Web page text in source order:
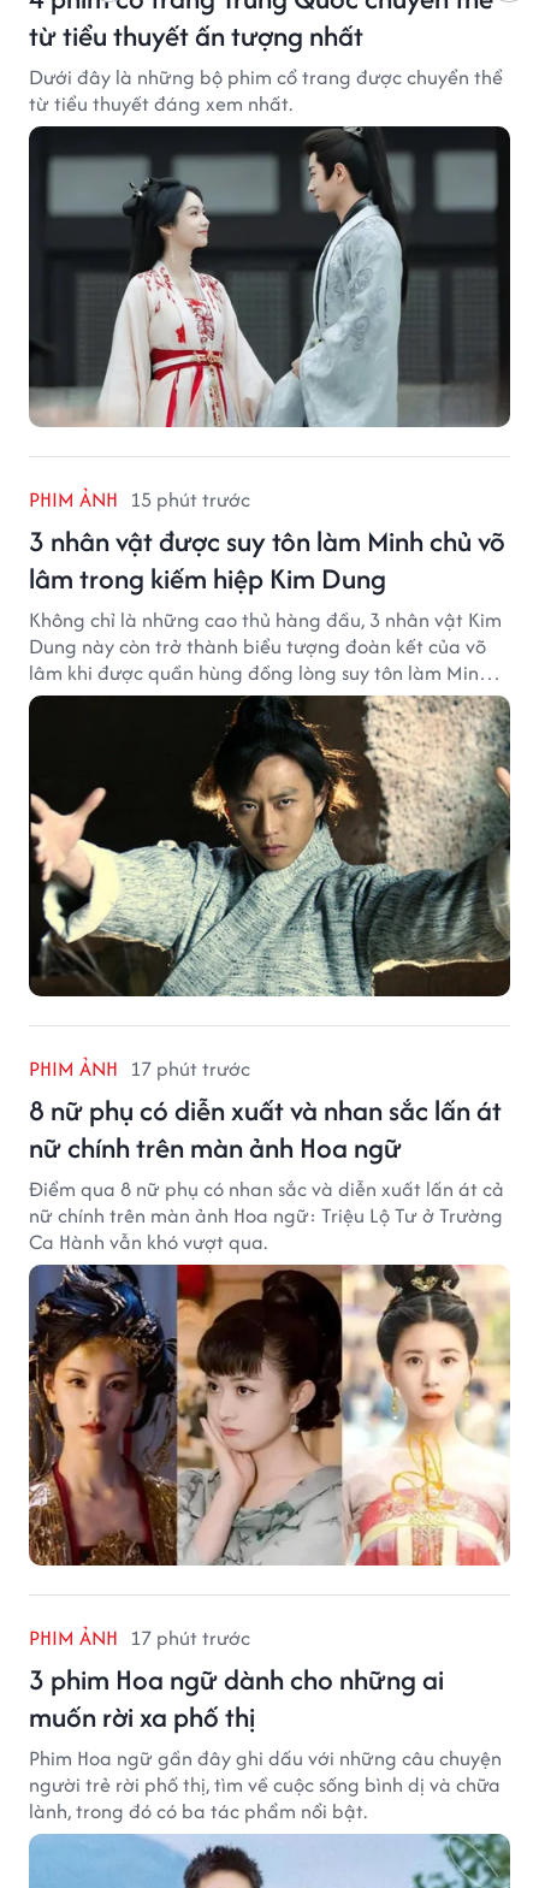
từ tiểu thuyết ấn tượng nhất
Dưới đây là những bộ phim cổ trang được chuyển thể
từ tiểu thuyết đáng xem nhất.
PHIM ẢNH 15 phút trước
3 nhân vật được suy tôn làm Minh chủ võ
lâm trong kiếm hiệp Kim Dung
Không chỉ là những cao thủ hàng đầu, 3 nhân vật Kim
Dung này còn trở thành biểu tượng đoàn kết của võ
lâm khi được quần hùng đồng lòng suy tôn làm Minh
chủ.
PHIM ẢNH 17 phút trước
8 nữ phụ có diễn xuất và nhan sắc lấn át
nữ chính trên màn ảnh Hoa ngữ
Điểm qua 8 nữ phụ có nhan sắc và diễn xuất lấn át cả
nữ chính trên màn ảnh Hoa ngữ: Triệu Lộ Tư ở Trường
Ca Hành vẫn khó vượt qua.
PHIM ẢNH 17 phút trước
3 phim Hoa ngữ dành cho những ai
muốn rời xa phố thị
Phim Hoa ngữ gần đây ghi dấu với những câu chuyện
người trẻ rời phố thị, tìm về cuộc sống bình dị và chữa
lành, trong đó có ba tác phẩm nổi bật.